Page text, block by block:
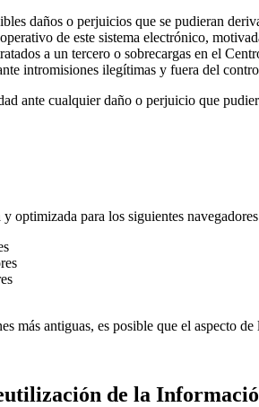
daños o perjuicios que se pudieran
de este sistema electrónico,
a un tercero o sobrecargas en el
intromisiones ilegítimas y fuera del
ante cualquier daño o perjuicio que
optimizada para los siguientes
más antiguas, es posible que el aspecto
de la